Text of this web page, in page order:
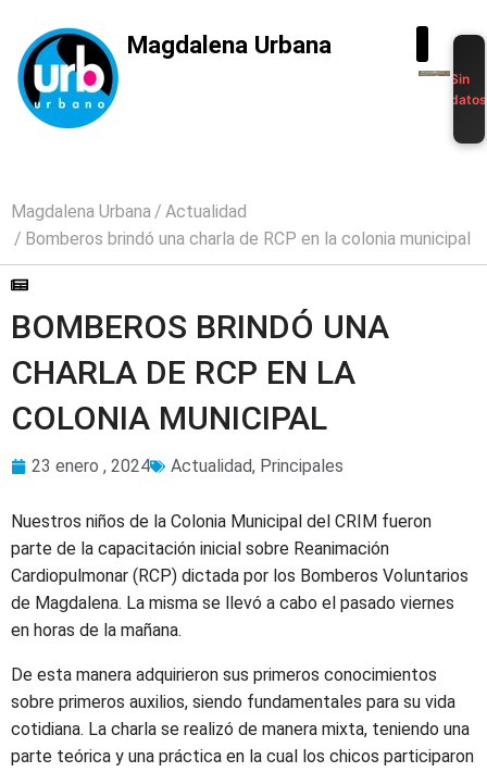
Magdalena Urbana
Sin
datos
Magdalena Urbana
Actualidad
Bomberos brindó una charla de RCP en la colonia municipal
BOMBEROS BRINDÓ UNA
CHARLA DE RCP EN LA
COLONIA MUNICIPAL
23 enero , 2024 Actualidad, Principales
Nuestros niños de la Colonia Municipal del CRIM fueron
parte de la capacitación inicial sobre Reanimación
Cardiopulmonar (RCP) dictada por los Bomberos Voluntarios
de Magdalena. La misma se llevó a cabo el pasado viernes
en horas de la mañana.
De esta manera adquirieron sus primeros conocimientos
sobre primeros auxilios, siendo fundamentales para su vida
cotidiana. La charla se realizó de manera mixta, teniendo una
parte teórica y una práctica en la cual los chicos participaron